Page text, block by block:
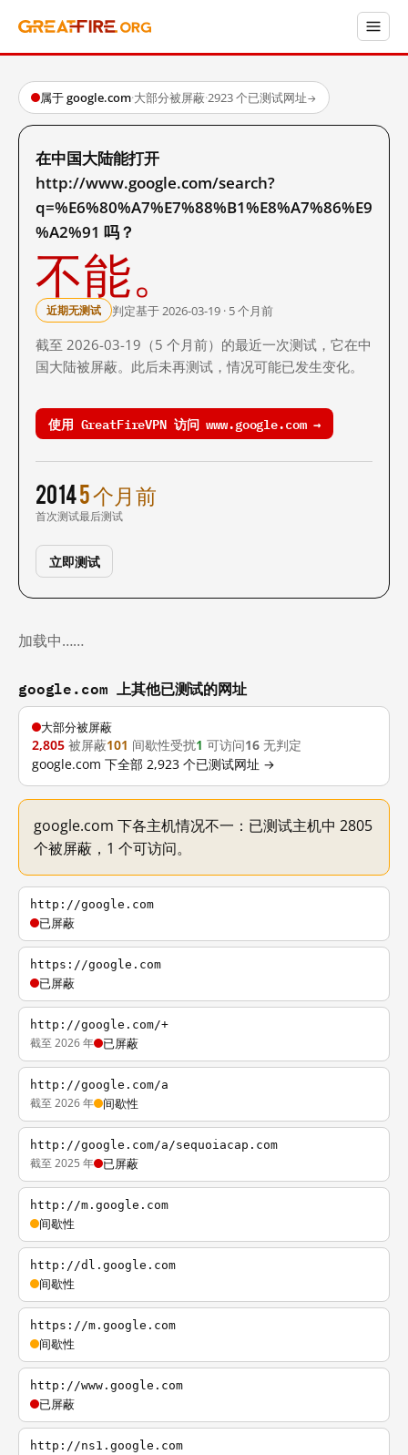
属于 google.com·大部分被屏蔽·2923 个已测试网址→
在中国大陆能打开
http://www.google.com/search?
q=%E6%80%A7%E7%88%B1%E8%A7%86%E9
%A2%91 吗？
不能。
近期无测试 判定基于 2026-03-19 · 5 个月前
截至 2026-03-19（5 个月前）的最近一次测试，它在中
国大陆被屏蔽。此后未再测试，情况可能已发生变化。
使用 GreatFireVPN 访问 www.google.com →
2014
首次测试
5 个月前
最后测试
立即测试
加载中……
google.com 上其他已测试的网址
大部分被屏蔽
2,805 被屏蔽101 间歇性受扰1 可访问16 无判定
google.com 下全部 2,923 个已测试网址 →
google.com 下各主机情况不一：已测试主机中 2805
个被屏蔽，1 个可访问。
http://google.com
已屏蔽
https://google.com
已屏蔽
http://google.com/+
截至 2026 年 已屏蔽
http://google.com/a
截至 2026 年 间歇性
http://google.com/a/sequoiacap.com
截至 2025 年 已屏蔽
http://m.google.com
间歇性
http://dl.google.com
间歇性
https://m.google.com
间歇性
http://www.google.com
已屏蔽
http://ns1.google.com